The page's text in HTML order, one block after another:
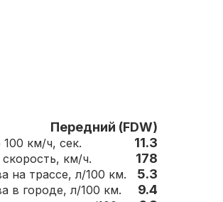
Передний (FDW)
км/ч, сек. 11.3
Максимальная скорость, км/ч. 178
на трассе, л/100 км. 5.3
в городе, л/100 км. 9.4